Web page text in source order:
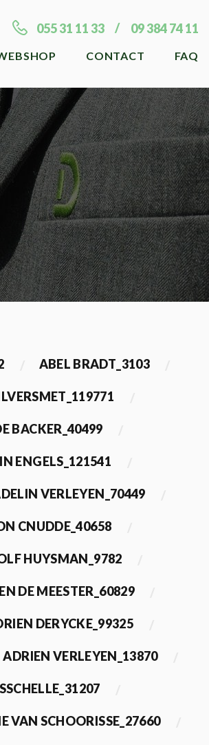
055 31 11 33 09 384 74 11
CONTACT FAQ
ABEL BRADT_3103
BACKER_40499
ENGELS_121541
VERLEYEN_70449
CNUDDE_40658
HUYSMAN_9782
DE MEESTER_60829
DERYCKE_99325
ADRIEN VERLEYEN_13870
VAN SCHOORISSE_27660